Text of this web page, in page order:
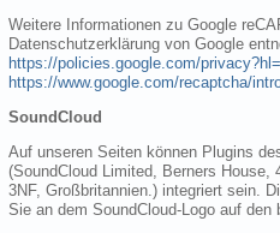
Weitere Informationen zu Google
Datenschutzerklärung von Google
https://policies.google.com/
https://www.google.com/recaptcha/
SoundCloud
Auf unseren Seiten können Plugins
(SoundCloud Limited, Berners House,
3NF, Großbritannien.) integriert sein.
Sie an dem SoundCloud-Logo auf den